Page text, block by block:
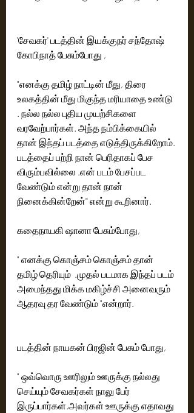
'சேவகர்' படத்தின் இயக்குநர் சந்தோஷ்
கோபிநாத் பேசும்போது ,
"எனக்கு தமிழ் நாட்டின் மீது, திரை
உலகத்தின் மீது மிகுந்த மரியாதை உண்டு
. நல்ல நல்ல புதிய முயற்சிகளை
வரவேற்பார்கள். அந்த நம்பிக்கையில்
தான் இந்தப் படத்தை எடுத்திருக்கிறோம்.
படத்தைப் பற்றி நான் பெரிதாகப் பேச
விரும்பவில்லை .என் படம் பேசப்பட
வேண்டும் என்று தான் நான்
நினைக்கின்றேன்'' என்று கூறினார்.
கதைநாயகி ஷானா பேசும்போது,
" எனக்கு கொஞ்சம் கொஞ்சம் தான்
தமிழ் தெரியும்  .முதல் படமாக இந்தப் படம்
அமைந்தது மிக்க மகிழ்ச்சி அனைவரும்
ஆதரவு தர வேண்டும் "என்றார்.
படத்தின் நாயகன் பிரஜின் பேசும் போது,
" ஒவ்வொரு ஊரிலும் ஊருக்கு நல்லது
செய்யும் சேவகர்கள் நாலு பேர்
இருப்பார்கள்.அவர்கள் ஊருக்கு எதாவது